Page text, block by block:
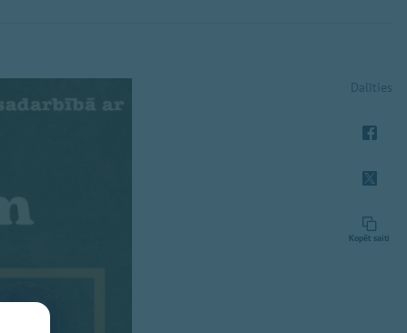
Dalīties
Kopēt saiti